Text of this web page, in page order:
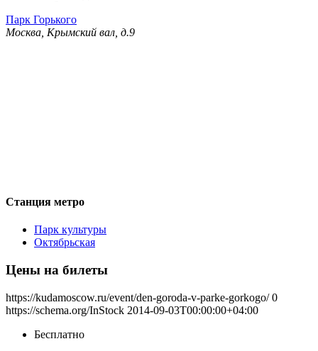
Парк Горького
Москва, Крымский вал, д.9
Станция метро
Парк культуры
Октябрьская
Цены на билеты
https://kudamoscow.ru/event/den-goroda-v-parke-gorkogo/ 0
https://schema.org/InStock 2014-09-03T00:00:00+04:00
Бесплатно